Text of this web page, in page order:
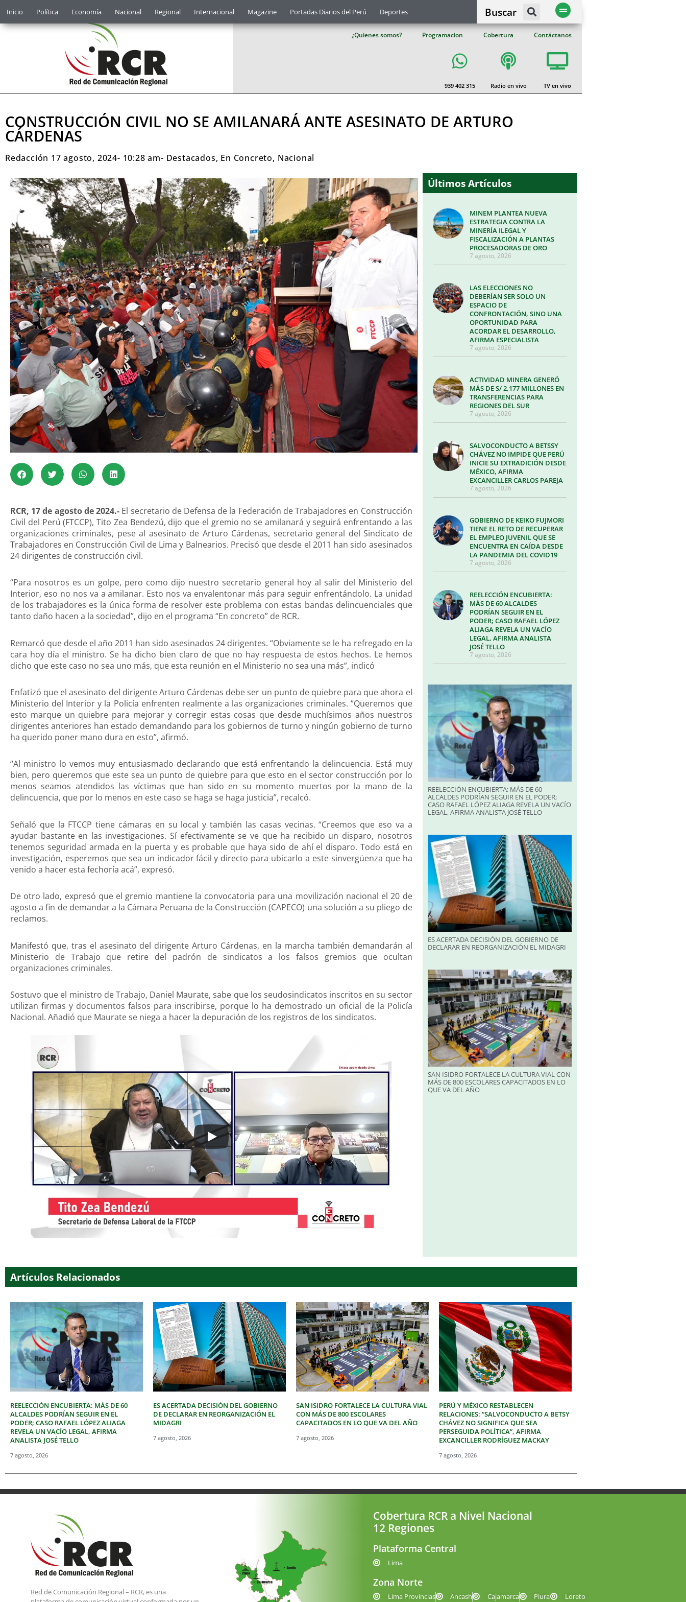
Inicio Política Economía Nacional Regional Internacional Magazine Portadas Diarios del Perú Deportes Buscar
¿Quienes somos? Programacion Cobertura Contáctanos
939 402 315 Radio en vivo TV en vivo
CONSTRUCCIÓN CIVIL NO SE AMILANARÁ ANTE ASESINATO DE ARTURO
CÁRDENAS
Redacción 17 agosto, 2024- 10:28 am- Destacados, En Concreto, Nacional
RCR, 17 de agosto de 2024.- El secretario de Defensa de la Federación de Trabajadores en Construcción
Civil del Perú (FTCCP), Tito Zea Bendezú, dijo que el gremio no se amilanará y seguirá enfrentando a las
organizaciones criminales, pese al asesinato de Arturo Cárdenas, secretario general del Sindicato de
Trabajadores en Construcción Civil de Lima y Balnearios. Precisó que desde el 2011 han sido asesinados
24 dirigentes de construcción civil.
“Para nosotros es un golpe, pero como dijo nuestro secretario general hoy al salir del Ministerio del
Interior, eso no nos va a amilanar. Esto nos va envalentonar más para seguir enfrentándolo. La unidad
de los trabajadores es la única forma de resolver este problema con estas bandas delincuenciales que
tanto daño hacen a la sociedad”, dijo en el programa “En concreto” de RCR.
Remarcó que desde el año 2011 han sido asesinados 24 dirigentes. “Obviamente se le ha refregado en la
cara hoy día el ministro. Se ha dicho bien claro de que no hay respuesta de estos hechos. Le hemos
dicho que este caso no sea uno más, que esta reunión en el Ministerio no sea una más”, indicó
Enfatizó que el asesinato del dirigente Arturo Cárdenas debe ser un punto de quiebre para que ahora el
Ministerio del Interior y la Policía enfrenten realmente a las organizaciones criminales. “Queremos que
esto marque un quiebre para mejorar y corregir estas cosas que desde muchísimos años nuestros
dirigentes anteriores han estado demandando para los gobiernos de turno y ningún gobierno de turno
ha querido poner mano dura en esto”, afirmó.
“Al ministro lo vemos muy entusiasmado declarando que está enfrentando la delincuencia. Está muy
bien, pero queremos que este sea un punto de quiebre para que esto en el sector construcción por lo
menos seamos atendidos las víctimas que han sido en su momento muertos por la mano de la
delincuencia, que por lo menos en este caso se haga se haga justicia”, recalcó.
Señaló que la FTCCP tiene cámaras en su local y también las casas vecinas. “Creemos que eso va a
ayudar bastante en las investigaciones. Sí efectivamente se ve que ha recibido un disparo, nosotros
tenemos seguridad armada en la puerta y es probable que haya sido de ahí el disparo. Todo está en
investigación, esperemos que sea un indicador fácil y directo para ubicarlo a este sinvergüenza que ha
venido a hacer esta fechoría acá”, expresó.
De otro lado, expresó que el gremio mantiene la convocatoria para una movilización nacional el 20 de
agosto a fin de demandar a la Cámara Peruana de la Construcción (CAPECO) una solución a su pliego de
reclamos.
Manifestó que, tras el asesinato del dirigente Arturo Cárdenas, en la marcha también demandarán al
Ministerio de Trabajo que retire del padrón de sindicatos a los falsos gremios que ocultan
organizaciones criminales.
Sostuvo que el ministro de Trabajo, Daniel Maurate, sabe que los seudosindicatos inscritos en su sector
utilizan firmas y documentos falsos para inscribirse, porque lo ha demostrado un oficial de la Policía
Nacional. Añadió que Maurate se niega a hacer la depuración de los registros de los sindicatos.
Últimos Artículos
MINEM PLANTEA NUEVA
ESTRATEGIA CONTRA LA
MINERÍA ILEGAL Y
FISCALIZACIÓN A PLANTAS
PROCESADORAS DE ORO
7 agosto, 2026
LAS ELECCIONES NO
DEBERÍAN SER SOLO UN
ESPACIO DE
CONFRONTACIÓN, SINO UNA
OPORTUNIDAD PARA
ACORDAR EL DESARROLLO,
AFIRMA ESPECIALISTA
7 agosto, 2026
ACTIVIDAD MINERA GENERÓ
MÁS DE S/ 2,177 MILLONES EN
TRANSFERENCIAS PARA
REGIONES DEL SUR
7 agosto, 2026
SALVOCONDUCTO A BETSSY
CHÁVEZ NO IMPIDE QUE PERÚ
INICIE SU EXTRADICIÓN DESDE
MÉXICO, AFIRMA
EXCANCILLER CARLOS PAREJA
7 agosto, 2026
GOBIERNO DE KEIKO FUJMORI
TIENE EL RETO DE RECUPERAR
EL EMPLEO JUVENIL QUE SE
ENCUENTRA EN CAÍDA DESDE
LA PANDEMIA DEL COVID19
7 agosto, 2026
REELECCIÓN ENCUBIERTA:
MÁS DE 60 ALCALDES
PODRÍAN SEGUIR EN EL
PODER; CASO RAFAEL LÓPEZ
ALIAGA REVELA UN VACÍO
LEGAL, AFIRMA ANALISTA
JOSÉ TELLO
7 agosto, 2026
REELECCIÓN ENCUBIERTA: MÁS DE 60
ALCALDES PODRÍAN SEGUIR EN EL PODER;
CASO RAFAEL LÓPEZ ALIAGA REVELA UN VACÍO
LEGAL, AFIRMA ANALISTA JOSÉ TELLO
ES ACERTADA DECISIÓN DEL GOBIERNO DE
DECLARAR EN REORGANIZACIÓN EL MIDAGRI
SAN ISIDRO FORTALECE LA CULTURA VIAL CON
MÁS DE 800 ESCOLARES CAPACITADOS EN LO
QUE VA DEL AÑO
Artículos Relacionados
REELECCIÓN ENCUBIERTA: MÁS DE 60
ALCALDES PODRÍAN SEGUIR EN EL
PODER; CASO RAFAEL LÓPEZ ALIAGA
REVELA UN VACÍO LEGAL, AFIRMA
ANALISTA JOSÉ TELLO
7 agosto, 2026
ES ACERTADA DECISIÓN DEL GOBIERNO
DE DECLARAR EN REORGANIZACIÓN EL
MIDAGRI
7 agosto, 2026
SAN ISIDRO FORTALECE LA CULTURA VIAL
CON MÁS DE 800 ESCOLARES
CAPACITADOS EN LO QUE VA DEL AÑO
7 agosto, 2026
PERÚ Y MÉXICO RESTABLECEN
RELACIONES: “SALVOCONDUCTO A BETSY
CHÁVEZ NO SIGNIFICA QUE SEA
PERSEGUIDA POLÍTICA”, AFIRMA
EXCANCILLER RODRÍGUEZ MACKAY
7 agosto, 2026
Red de Comunicación Regional – RCR, es una
Cobertura RCR a Nivel Nacional
12 Regiones
Plataforma Central
Lima
Zona Norte
Lima Provincias Ancash Cajamarca Piura Loreto